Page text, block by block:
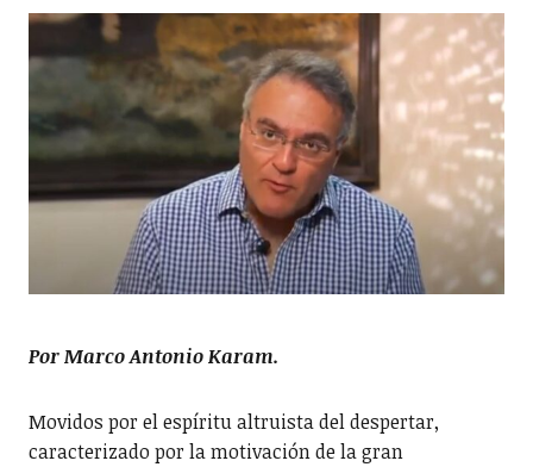
Por Marco Antonio Karam.
Movidos por el espíritu altruista del despertar,
caracterizado por la motivación de la gran